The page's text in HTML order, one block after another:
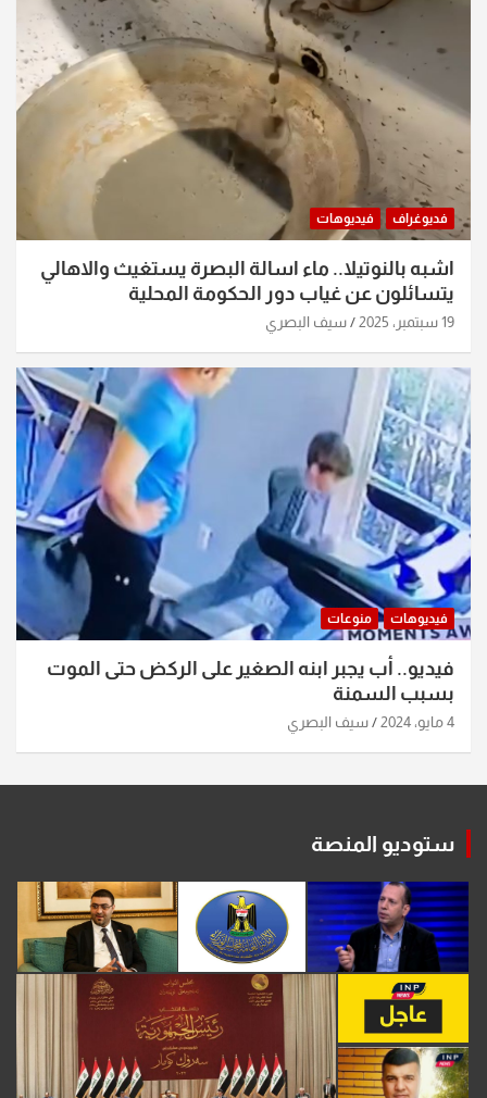
فديوغراف فيديوهات
اشبه بالنوتيلا.. ماء اسالة البصرة يستغيث والاهالي
يتسائلون عن غياب دور الحكومة المحلية
19 سبتمبر، 2025 سيف البصري
فيديوهات منوعات
فيديو.. أب يجبر ابنه الصغير على الركض حتى الموت
بسبب السمنة
4 مايو، 2024 سيف البصري
ستوديو المنصة